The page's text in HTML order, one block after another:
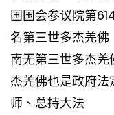
国国会参议院第
名第三世多杰羌佛
南无第三世多杰
杰羌佛也是政府法
师、总持大法